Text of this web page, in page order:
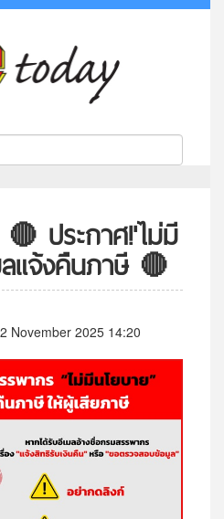
ประกาศ!'ไม่มี
ลแจ้งคืนภาษี 🔴
November 2025 14:20